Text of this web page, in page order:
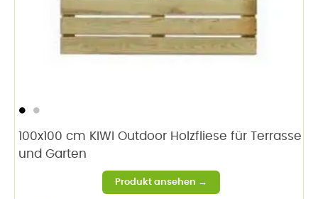
100x100 cm KIWI Outdoor Holzfliese für Terrasse
und Garten